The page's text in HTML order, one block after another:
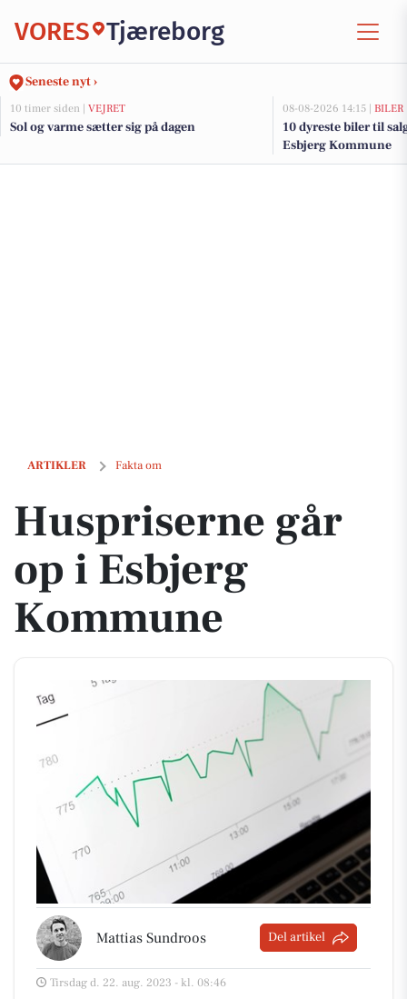
VORES Tjæreborg
Seneste nyt ›
10 timer siden | VEJRET
Sol og varme sætter sig på dagen
08-08-2026 14:15 | BILER
10 dyreste biler til
Esbjerg Kommune
ARTIKLER Fakta om
Huspriserne går op i Esbjerg Kommune
Huspriserne går
op i Esbjerg
Kommune
Mattias Sundroos Del artikel
Tirsdag d. 22. aug. 2023 - kl. 08:46